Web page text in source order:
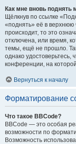
Как мне вновь поднять
Щёлкнув по ссылке
«поднять» её в верхнюю
происходит, то это
отключена, или время,
темы, ещё не прошло.
однако
конференции, на
Вернуться к началу
Форматирование
Что такое BBCode?
BBCode — это особая
возможности по
Возможность